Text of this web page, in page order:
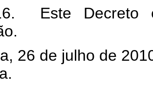
Este Decreto
26 de julho de